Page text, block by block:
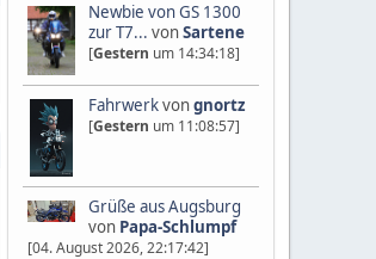
Newbie von GS 1300
zur T7... vonSartene
[Gestern um 14:34:18]
Fahrwerkvongnortz
[Gestern um 11:08:57]
Grüße aus Augsburg
von Papa-Schlumpf
[04. August 2026, 22:17:42]